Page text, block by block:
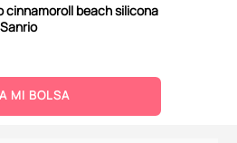
cinnamoroll beach silicona
A MI BOLSA